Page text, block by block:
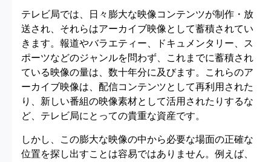
テレビ局では、日々膨大な映像コンテンツが制作・放
送され、それらはアーカイブ映像として蓄積されてい
きます。報道やバラエティー、ドキュメンタリー、ス
ポーツなどのジャンルを問わず、これまでに蓄積され
ている映像の量は、数十年分に及びます。これらのア
ーカイブ映像は、配信コンテンツとして再利用された
り、新しい番組の映像素材として活用されたりするな
ど、テレビ局にとっての貴重な資産です。
しかし、この膨大な映像の中から必要な場面の正確な
位置を探し出すことは容易ではありません。例えば、